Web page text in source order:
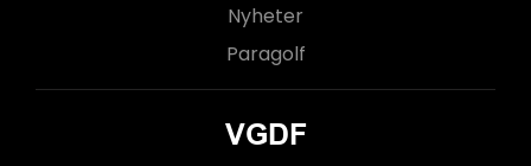
Nyheter
Paragolf
VGDF